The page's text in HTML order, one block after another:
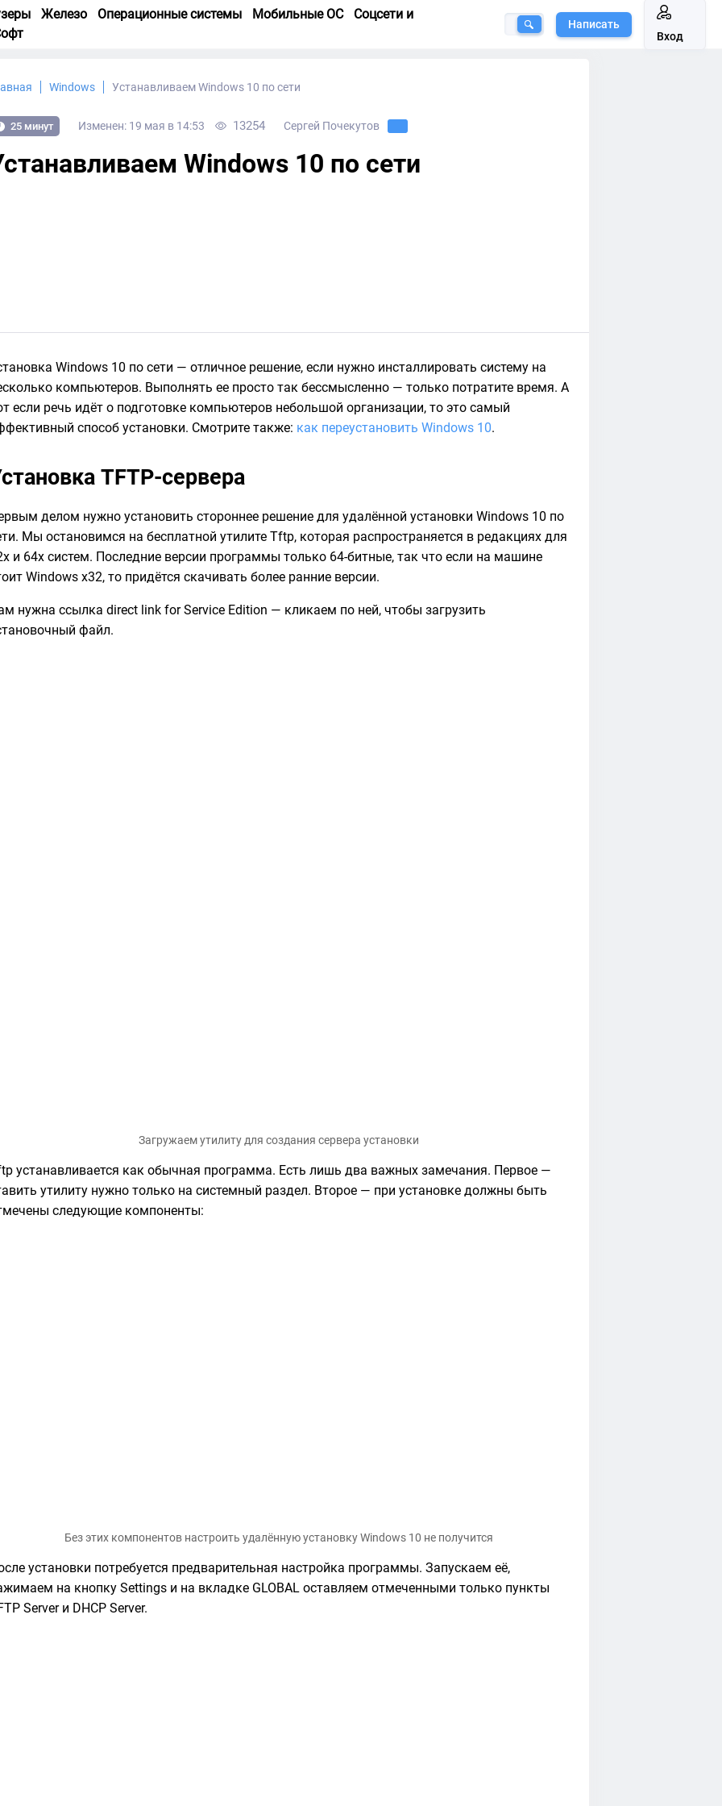
Железо Операционные системы Мобильные ОС
Соцсети и
Написать
Вход
Windows Устанавливаем Windows 10 по сети
25 минут Изменен: 19 мая в 14:53 13254 Сергей Почекутов
Windows 10 по сети
Windows 10 по сети — отличное решение, если нужно инсталлировать систему на
компьютеров. Выполнять ее просто так бессмысленно — только потратите время. А
если речь идёт о подготовке компьютеров небольшой организации, то это самый
способ установки. Смотрите также: как переустановить Windows 10.
TFTP-сервера
делом нужно установить стороннее решение для удалённой установки Windows 10 по
Мы остановимся на бесплатной утилите Tftp, которая распространяется в редакциях для
и 64х систем. Последние версии программы только 64-битные, так что если на машине
Windows x32, то придётся скачивать более ранние версии.
нужна ссылка direct link for Service Edition — кликаем по ней, чтобы загрузить
файл.
Загружаем утилиту для создания сервера установки
устанавливается как обычная программа. Есть лишь два важных замечания. Первое —
утилиту нужно только на системный раздел. Второе — при установке должны быть
следующие компоненты:
Без этих компонентов настроить удалённую установку Windows 10 не получится
установки потребуется предварительная настройка программы. Запускаем её,
на кнопку Settings и на вкладке GLOBAL оставляем отмеченными только пункты
Server и DHCP Server.